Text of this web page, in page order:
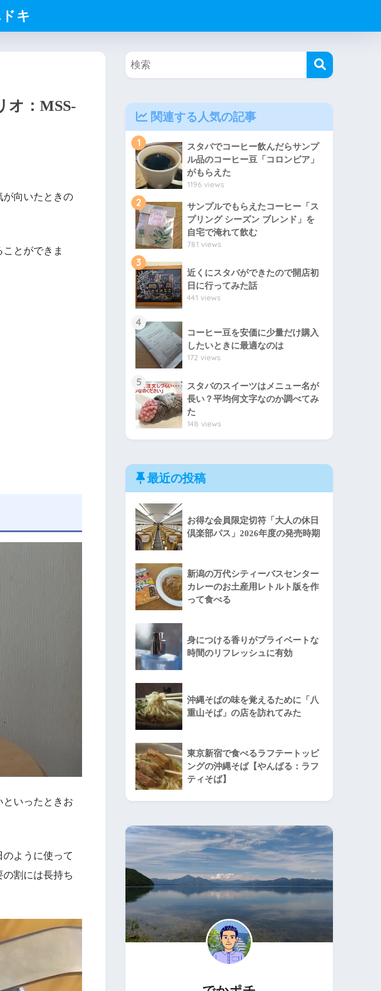
キ
オ：MSS-
が向いたときの
とができま
いったときお
ように使って
割には長持ち
関連する人気の記事
1
スタバでコーヒー飲んだらサンプ
ル品のコーヒー豆「コロンビア」
がもらえた
1196 views
2
サンプルでもらえたコーヒー「ス
プリング シーズン ブレンド」を
自宅で淹れて飲む
781 views
3
近くにスタバができたので開店初
日に行ってみた話
441 views
4
コーヒー豆を安価に少量だけ購入
したいときに最適なのは
172 views
5
スタバのスイーツはメニュー名が
長い？平均何文字なのか調べてみ
た
148 views
最近の投稿
お得な会員限定切符「大人の休日
倶楽部パス」2026年度の発売時期
新潟の万代シティーバスセンター
カレーのお土産用レトルト版を作
って食べる
身につける香りがプライベートな
時間のリフレッシュに有効
沖縄そばの味を覚えるために「八
重山そば」の店を訪れてみた
東京新宿で食べるラフテートッピ
ングの沖縄そば【やんばる：ラフ
ティそば】